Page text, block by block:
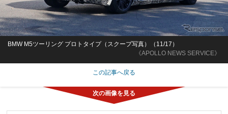
《APOLLO NEWS SERVICE》
BMW M5ツーリング プロトタイプ（スクープ写真）（11/17）
この記事へ戻る